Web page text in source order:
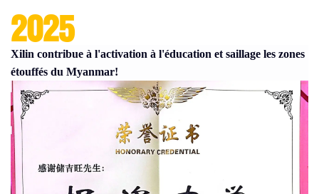
2025
Xilin contribue à l'activation à l'éducation et saillage les zones
étouffés du Myanmar!